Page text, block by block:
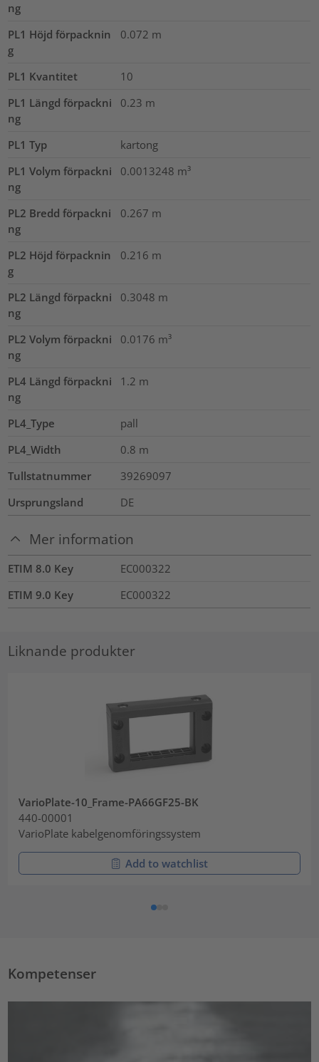
ng
PL1 Höjd förpacknin
g
0.072 m
PL1 Kvantitet
10
PL1 Längd förpackni
ng
0.23 m
PL1 Typ
kartong
PL1 Volym förpackni
ng
0.0013248 m³
PL2 Bredd förpackni
ng
0.267 m
PL2 Höjd förpacknin
g
0.216 m
PL2 Längd förpackni
ng
0.3048 m
PL2 Volym förpackni
ng
0.0176 m³
PL4 Längd förpackni
ng
1.2 m
PL4_Type
pall
PL4_Width
0.8 m
Tullstatnummer
39269097
Ursprungsland
DE
Mer information
ETIM 8.0 Key
EC000322
ETIM 9.0 Key
EC000322
Liknande produkter
VarioPlate-10_Frame-PA66GF25-BK
440-00001
VarioPlate kabelgenomföringssystem
Add to watchlist
Kompetenser